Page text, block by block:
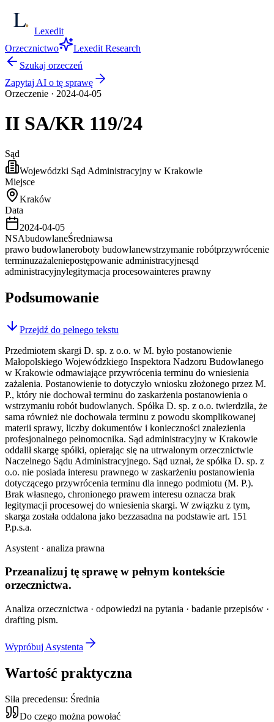
Lexedit
Orzecznictwo
Lexedit Research
Szukaj orzeczeń
Zapytaj AI o tę sprawę
Orzeczenie · 2024-04-05
II SA/KR 119/24
Sąd
Wojewódzki Sąd Administracyjny w Krakowie
Miejsce
Kraków
Data
2024-04-05
NSAbudowlaneŚredniawsa
prawo budowlaneroboty budowlanewstrzymanie robótprzywrócenie
terminuzażaleniepostępowanie administracyjnesąd
administracyjnylegitymacja procesowainteres prawny
Podsumowanie
Przejdź do pełnego tekstu
Przedmiotem skargi D. sp. z o.o. w M. było postanowienie
Małopolskiego Wojewódzkiego Inspektora Nadzoru Budowlanego
w Krakowie odmawiające przywrócenia terminu do wniesienia
zażalenia. Postanowienie to dotyczyło wniosku złożonego przez M.
P., który nie dochował terminu do zaskarżenia postanowienia o
wstrzymaniu robót budowlanych. Spółka D. sp. z o.o. twierdziła, że
sama również nie dochowała terminu z powodu skomplikowanej
materii sprawy, liczby dokumentów i konieczności znalezienia
profesjonalnego pełnomocnika. Sąd administracyjny w Krakowie
oddalił skargę spółki, opierając się na utrwalonym orzecznictwie
Naczelnego Sądu Administracyjnego. Sąd uznał, że spółka D. sp. z
o.o. nie posiada interesu prawnego w zaskarżeniu postanowienia
dotyczącego przywrócenia terminu dla innego podmiotu (M. P.).
Brak własnego, chronionego prawem interesu oznacza brak
legitymacji procesowej do wniesienia skargi. W związku z tym,
skarga została oddalona jako bezzasadna na podstawie art. 151
P.p.s.a.
Asystent · analiza prawna
Przeanalizuj tę sprawę w pełnym kontekście
orzecznictwa.
Analiza orzecznictwa · odpowiedzi na pytania · badanie przepisów ·
drafting pism.
Wypróbuj Asystenta
Wartość praktyczna
Siła precedensu: Średnia
Do czego można powołać